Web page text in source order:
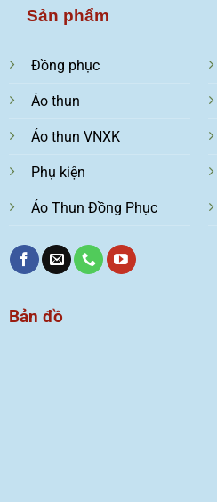
Sản phẩm
Đồng phục
Áo thun
Áo thun VNXK
Phụ kiện
Áo Thun Đồng Phục
Bản đồ